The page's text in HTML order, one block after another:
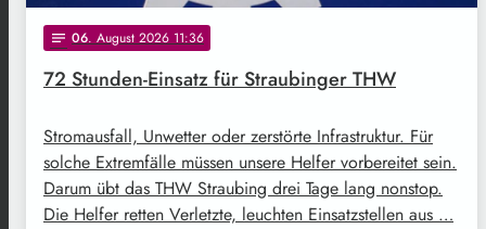
notes 06. August 2026 11:36
72 Stunden-Einsatz für Straubinger THW
Stromausfall, Unwetter oder zerstörte Infrastruktur. Für
solche Extremfälle müssen unsere Helfer vorbereitet sein.
Darum übt das THW Straubing drei Tage lang nonstop.
Die Helfer retten Verletzte, leuchten Einsatzstellen aus …